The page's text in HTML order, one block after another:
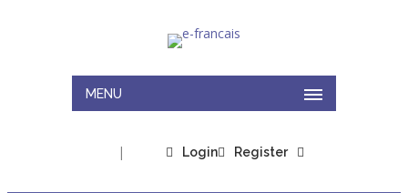
MENU
Login
| Register